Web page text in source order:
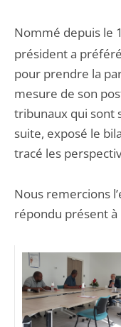
Nommé depuis le 1
président a
pour prendre la
mesure de son
tribunaux qui sont
suite, exposé le
tracé les
Nous remercions
répondu présent